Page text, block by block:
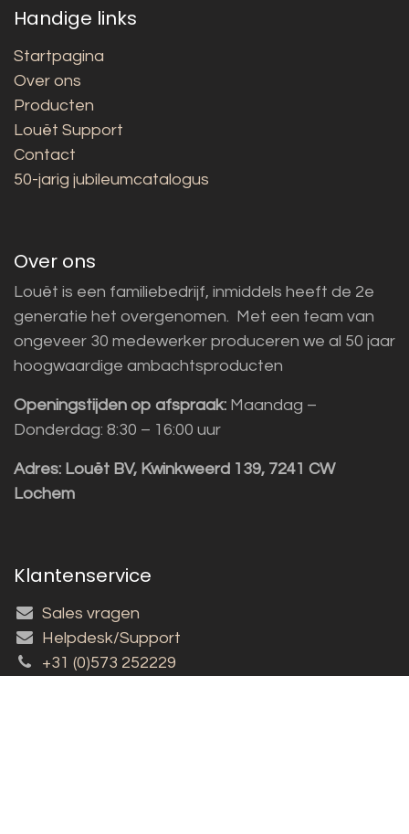
Handige links
Startpagina
Over ons
Producten
Louët Support
Contact
50-jarig jubileumcatalogus
Over ons
Louët is een familiebedrijf, inmiddels heeft de 2e
generatie het overgenomen. Met een team van
ongeveer 30 medewerker produceren we al 50 jaar
hoogwaardige ambachtsproducten
Openingstijden op afspraak: Maandag –
Donderdag: 8:30 – 16:00 uur
Adres: Louët BV, Kwinkweerd 139, 7241 CW
Lochem
Klantenservice
Sales vragen
Helpdesk/Support
+31 (0)573 252229